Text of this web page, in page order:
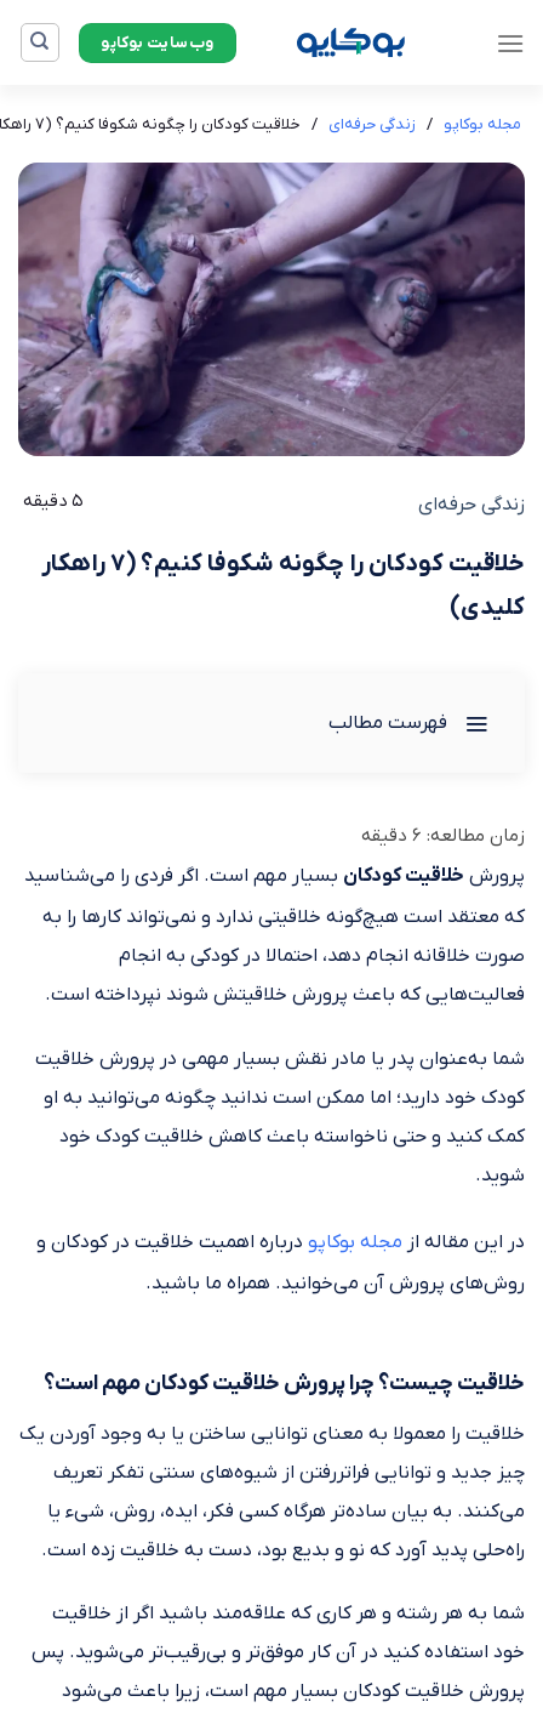
وب‌سایت بوکاپو
مجله بوکاپو / زندگی حرفه‌ای / خلاقیت کودکان را چگونه شکوفا کنیم؟ (۷ راهکار کلیدی)
زندگی حرفه‌ای 5 دقیقه
خلاقیت کودکان را چگونه شکوفا کنیم؟ (۷ راهکار
کلیدی)
فهرست مطالب
زمان مطالعه: 6 دقیقه
پرورش خلاقیت کودکان بسیار مهم است. اگر فردی را می‌شناسید
که معتقد است هیچ‌گونه خلاقیتی ندارد و نمی‌تواند کارها را به
صورت خلاقانه انجام دهد، احتمالا در کودکی به انجام
فعالیت‌هایی که باعث پرورش خلاقیتش شوند نپرداخته است.
شما به‌عنوان پدر یا مادر نقش بسیار مهمی در پرورش خلاقیت
کودک خود دارید؛ اما ممکن است ندانید چگونه می‌توانید به او
کمک کنید و حتی ناخواسته باعث کاهش خلاقیت کودک خود
شوید.
در این مقاله از مجله بوکاپو درباره اهمیت خلاقیت در کودکان و
روش‌های پرورش آن می‌خوانید. همراه ما باشید.
خلاقیت چیست؟ چرا پرورش خلاقیت کودکان مهم است؟
خلاقیت را معمولا به معنای توانایی ساختن یا به وجود آوردن یک
چیز جدید و توانایی فراتررفتن از شیوه‌های سنتی تفکر تعریف
می‌کنند. به بیان ساده‌تر هرگاه کسی فکر، ایده، روش، شیء یا
راه‌حلی پدید آورد که نو و بدیع بود، دست به خلاقیت زده است.
شما به هر رشته و هر کاری که علاقه‌مند باشید اگر از خلاقیت
خود استفاده کنید در آن کار موفق‌تر و بی‌رقیب‌تر می‌شوید. پس
پرورش خلاقیت کودکان بسیار مهم است، زیرا باعث می‌شود